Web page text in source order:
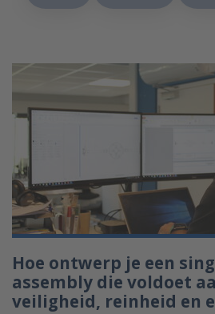
Hoe ontwerp je een
assembly die voldoet
veiligheid, reinheid en